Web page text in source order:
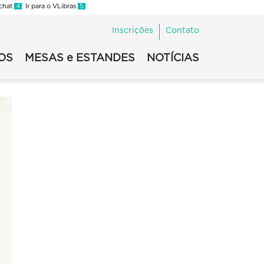
4 Ir para o VLibras 5
Inscrições Contato
MESAS e ESTANDES NOTÍCIAS